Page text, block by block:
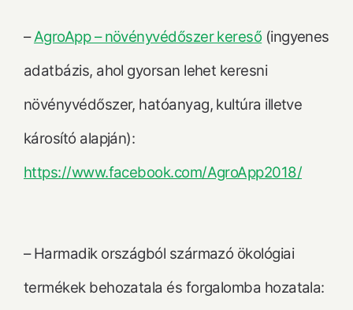
–AgroApp – növényvédőszer kereső (ingyenes
adatbázis, ahol gyorsan lehet keresni
növényvédőszer, hatóanyag, kultúra illetve
károsító alapján):
https://www.facebook.com/AgroApp2018/
– Harmadik országból származó ökológiai
termékek behozatala és forgalomba hozatala: